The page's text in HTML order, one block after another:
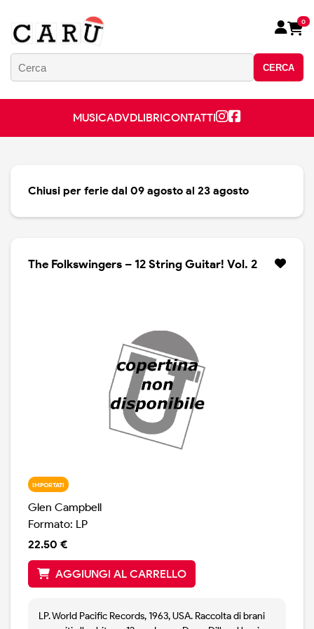
CERCA
0
MUSICADVDLIBRICONTATTI
Chiusi per ferie dal 09 agosto al 23 agosto
The Folkswingers – 12 String Guitar! Vol. 2
IMPORTATI
Glen Campbell
Formato: LP
22.50 €
AGGIUNGI AL CARRELLO
LP. World Pacific Records, 1963, USA. Raccolta di brani